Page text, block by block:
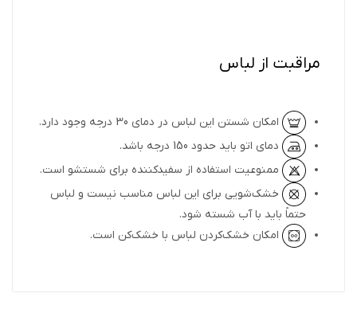
مراقبت از لباس
امکان شستن این لباس در دمای 30 درجه وجود دارد.
دمای اتو باید حدود 150 درجه باشد.
ممنوعیت استفاده از سفیدکننده برای شستشو است.
خشک‌شویی برای این لباس مناسب نیست و لباس
حتماً باید با آب شسته شود.
امکان خشک‌کردن لباس با خشک‌کن است.